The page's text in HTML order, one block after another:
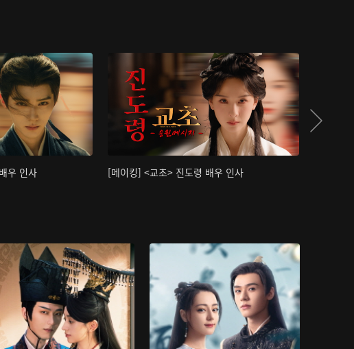
우 인사 [메이킹] <교초> 진도령 배우 인사